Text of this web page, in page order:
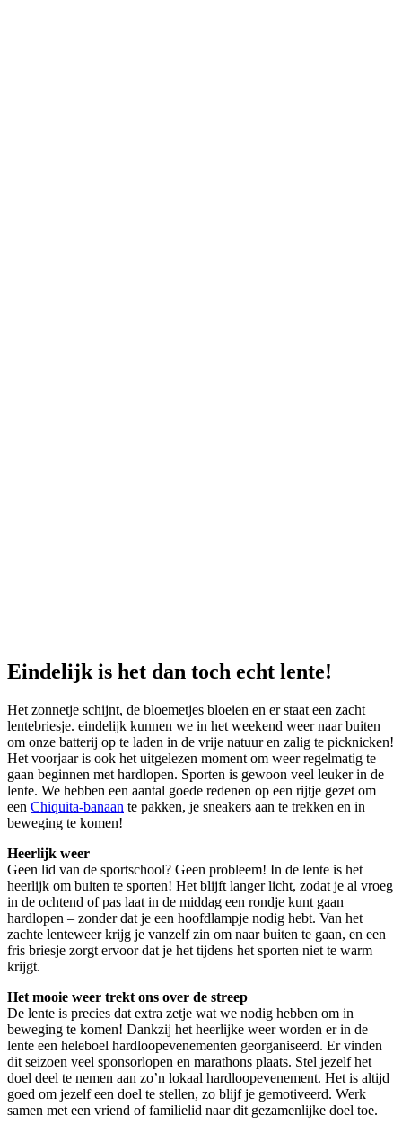
Eindelijk is het dan toch echt lente!
Het zonnetje schijnt, de bloemetjes bloeien en er staat een zacht
lentebriesje. eindelijk kunnen we in het weekend weer naar buiten
om onze batterij op te laden in de vrije natuur en zalig te picknicken!
Het voorjaar is ook het uitgelezen moment om weer regelmatig te
gaan beginnen met hardlopen. Sporten is gewoon veel leuker in de
lente. We hebben een aantal goede redenen op een rijtje gezet om
een Chiquita-banaan te pakken, je sneakers aan te trekken en in
beweging te komen!
Heerlijk weer
Geen lid van de sportschool? Geen probleem! In de lente is het
heerlijk om buiten te sporten! Het blijft langer licht, zodat je al vroeg
in de ochtend of pas laat in de middag een rondje kunt gaan
hardlopen – zonder dat je een hoofdlampje nodig hebt. Van het
zachte lenteweer krijg je vanzelf zin om naar buiten te gaan, en een
fris briesje zorgt ervoor dat je het tijdens het sporten niet te warm
krijgt.
Het mooie weer trekt ons over de streep
De lente is precies dat extra zetje wat we nodig hebben om in
beweging te komen! Dankzij het heerlijke weer worden er in de
lente een heleboel hardloopevenementen georganiseerd. Er vinden
dit seizoen veel sponsorlopen en marathons plaats. Stel jezelf het
doel deel te nemen aan zo’n lokaal hardloopevenement. Het is altijd
goed om jezelf een doel te stellen, zo blijf je gemotiveerd. Werk
samen met een vriend of familielid naar dit gezamenlijke doel toe.